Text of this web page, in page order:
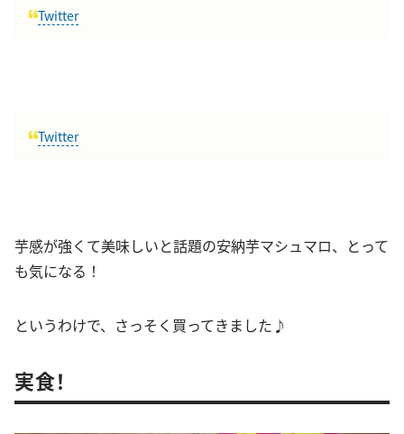
Twitter
Twitter
芋感が強くて美味しいと話題の安納芋マシュマロ、とって
も気になる！
というわけで、さっそく買ってきました♪
実食！